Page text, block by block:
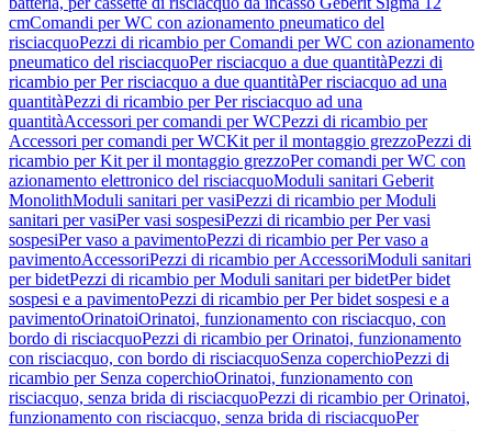
cmComandi per WC con azionamento pneumatico del
risciacquoPezzi di ricambio per Comandi per WC con azionamento
pneumatico del risciacquoPer risciacquo a due quantitàPezzi di
ricambio per Per risciacquo a due quantitàPer risciacquo ad una
quantitàPezzi di ricambio per Per risciacquo ad una
quantitàAccessori per comandi per WCPezzi di ricambio per
Accessori per comandi per WCKit per il montaggio grezzoPezzi di
ricambio per Kit per il montaggio grezzoPer comandi per WC con
azionamento elettronico del risciacquoModuli sanitari Geberit
MonolithModuli sanitari per vasiPezzi di ricambio per Moduli
sanitari per vasiPer vasi sospesiPezzi di ricambio per Per vasi
sospesiPer vaso a pavimentoPezzi di ricambio per Per vaso a
pavimentoAccessoriPezzi di ricambio per AccessoriModuli sanitari
per bidetPezzi di ricambio per Moduli sanitari per bidetPer bidet
sospesi e a pavimentoPezzi di ricambio per Per bidet sospesi e a
pavimentoOrinatoiOrinatoi, funzionamento con risciacquo, con
bordo di risciacquoPezzi di ricambio per Orinatoi, funzionamento
con risciacquo, con bordo di risciacquoSenza coperchioPezzi di
ricambio per Senza coperchioOrinatoi, funzionamento con
risciacquo, senza brida di risciacquoPezzi di ricambio per Orinatoi,
funzionamento con risciacquo, senza brida di risciacquoPer